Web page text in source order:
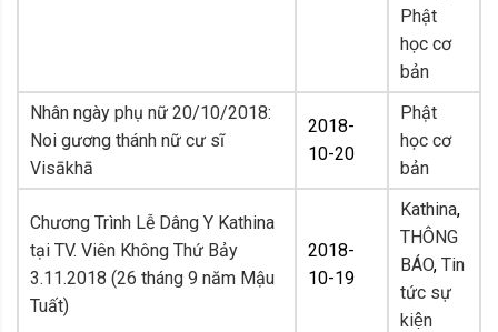
Phật
học cơ
bản
Nhân ngày phụ nữ 20/10/2018:
Noi gương thánh nữ cư sĩ
Visākhā
2018-
10-20
Phật
học cơ
bản
Chương Trình Lễ Dâng Y Kathina
tại TV. Viên Không Thứ Bảy
3.11.2018 (26 tháng 9 năm Mậu
Tuất)
2018-
10-19
Kathina,
THÔNG
BÁO, Tin
tức sự
kiện